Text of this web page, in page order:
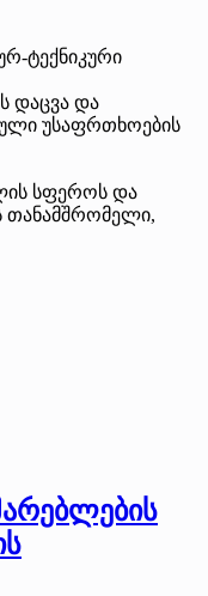
ტექნიკური
დაცვა და
უსაფრთხოების
სფეროს და
თანამშრომელი,